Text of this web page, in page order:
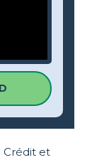
Crédit et